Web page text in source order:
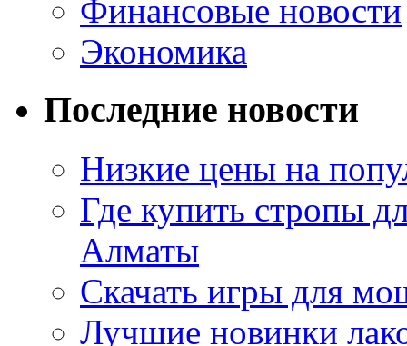
Финансовые новости
Экономика
Последние новости
Низкие цены на
Где купить стропы
Алматы
Скачать игры для
Лучшие новинки